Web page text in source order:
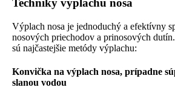
Techniky výplachu nosa
Výplach nosa je jednoduchý a efektívny
nosových priechodov a prinosových
sú najčastejšie metódy výplachu:
Konvička na výplach nosa, prípadne
slanou vodou